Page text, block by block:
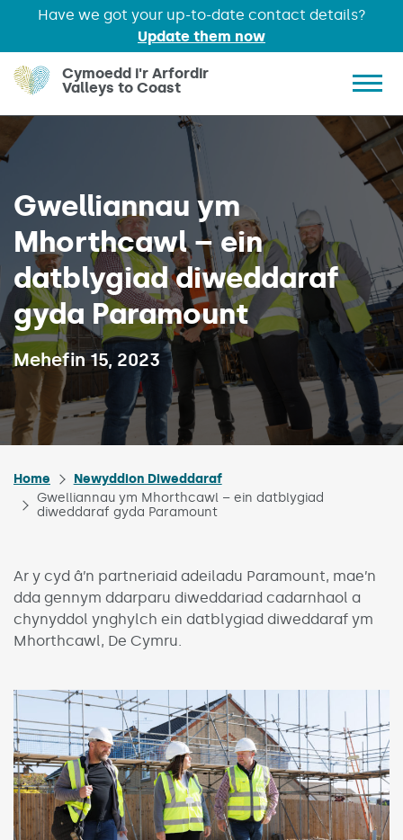
Have we got your up-to-date contact details?
Update them now
Skip to main content
Cymoedd i'r Arfordir
Valleys to Coast
Gwelliannau ym
Mhorthcawl – ein
datblygiad diweddaraf
gyda Paramount
Published on:
Mehefin 15, 2023
Home
Newyddion Diweddaraf
Gwelliannau ym Mhorthcawl – ein datblygiad
diweddaraf gyda Paramount
Ar y cyd â’n partneriaid adeiladu Paramount, mae’n
dda gennym ddarparu diweddariad cadarnhaol a
chynyddol ynghylch ein datblygiad diweddaraf ym
Mhorthcawl, De Cymru.